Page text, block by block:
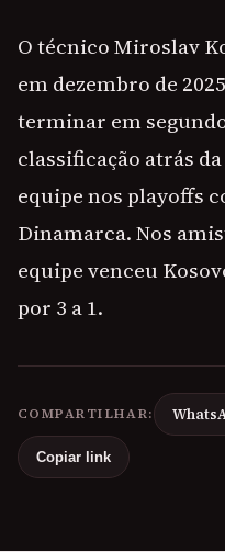
O técnico Miroslav
em dezembro de
terminar em
classificação atrás
equipe nos playoffs
Dinamarca. Nos
equipe venceu
por 3 a 1.
COMPARTILHAR:
Copiar link